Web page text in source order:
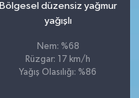
Bölgesel düzensiz yağmur
yağışlı
Nem: %68
Rüzgar: 17 km/h
Yağış Olasılığı: %86